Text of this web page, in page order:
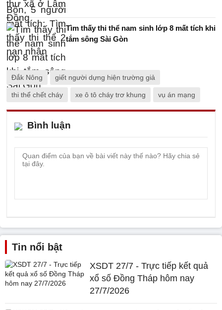
Tìm thấy thi thể nam sinh lớp 8 mất tích khi
tắm sông Sài Gòn
Đắk Nông giết người dựng hiện trường giả
thi thể chết cháy xe ô tô cháy trơ khung vụ án mạng
Bình luận
Tin nổi bật
XSDT 27/7 - Trực tiếp kết quả
xổ số Đồng Tháp hôm nay
27/7/2026